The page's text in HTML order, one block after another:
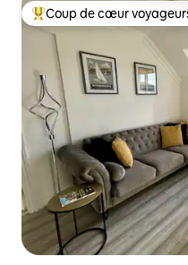
Coups de cœur voyageurs
Coup de cœur